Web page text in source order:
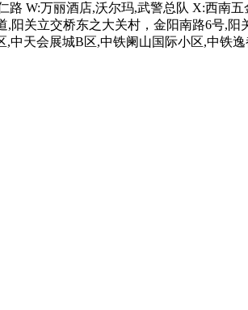
W:万丽酒店,沃尔玛,武警总队 X:西南
关立交桥东之大关村，金阳南路6号,
中天会展城B区,中铁阑山国际小区,中铁